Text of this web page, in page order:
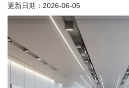
更新日期： 2026-06-05